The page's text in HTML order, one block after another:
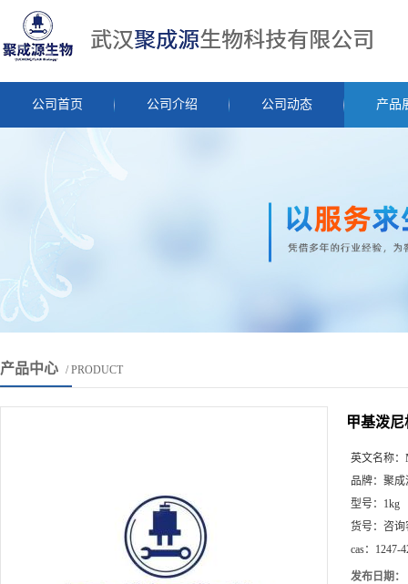
公司首页 公司介绍 公司动态 产品
产品中心 / PRODUCT
甲基泼尼
英文名称：
品牌： 聚成
型号： 1kg
货号： 咨询
cas： 1247-
发布日期：